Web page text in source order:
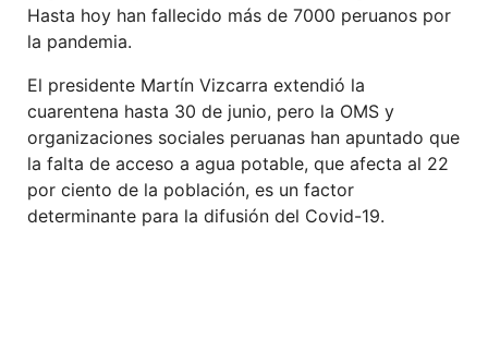
Hasta hoy han fallecido más de 7000 peruanos por
la pandemia.
El presidente Martín Vizcarra extendió la
cuarentena hasta 30 de junio, pero la OMS y
organizaciones sociales peruanas han apuntado que
la falta de acceso a agua potable, que afecta al 22
por ciento de la población, es un factor
determinante para la difusión del Covid-19.